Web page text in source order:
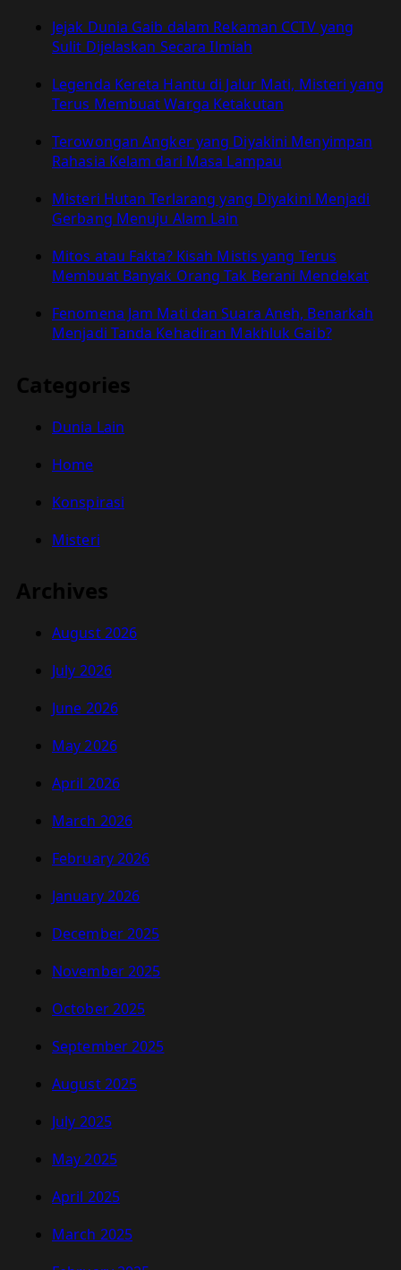
Jejak Dunia Gaib dalam Rekaman CCTV yang
Sulit Dijelaskan Secara Ilmiah
Legenda Kereta Hantu di Jalur Mati, Misteri yang
Terus Membuat Warga Ketakutan
Terowongan Angker yang Diyakini Menyimpan
Rahasia Kelam dari Masa Lampau
Misteri Hutan Terlarang yang Diyakini Menjadi
Gerbang Menuju Alam Lain
Mitos atau Fakta? Kisah Mistis yang Terus
Membuat Banyak Orang Tak Berani Mendekat
Fenomena Jam Mati dan Suara Aneh, Benarkah
Menjadi Tanda Kehadiran Makhluk Gaib?
Categories
Dunia Lain
Home
Konspirasi
Misteri
Archives
August 2026
July 2026
June 2026
May 2026
April 2026
March 2026
February 2026
January 2026
December 2025
November 2025
October 2025
September 2025
August 2025
July 2025
May 2025
April 2025
March 2025